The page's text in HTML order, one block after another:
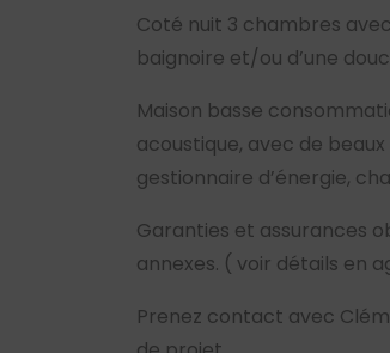
Coté nuit 3 chambres
baignoire et/ou d’une
Maison basse
acoustique, avec de
gestionnaire d’énergie,
Garanties et assurances
annexes. ( voir détails en
Prenez contact avec